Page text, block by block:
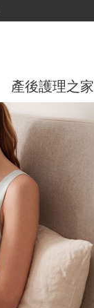
產後護理之家